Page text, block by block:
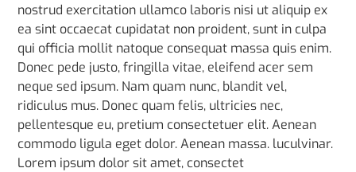
nostrud exercitation ullamco laboris nisi ut aliquip ex
ea sint occaecat cupidatat non proident, sunt in culpa
qui officia mollit natoque consequat massa quis enim.
Donec pede justo, fringilla vitae, eleifend acer sem
neque sed ipsum. Nam quam nunc, blandit vel,
ridiculus mus. Donec quam felis, ultricies nec,
pellentesque eu, pretium consectetuer elit. Aenean
commodo ligula eget dolor. Aenean massa. luculvinar.
Lorem ipsum dolor sit amet, consectet